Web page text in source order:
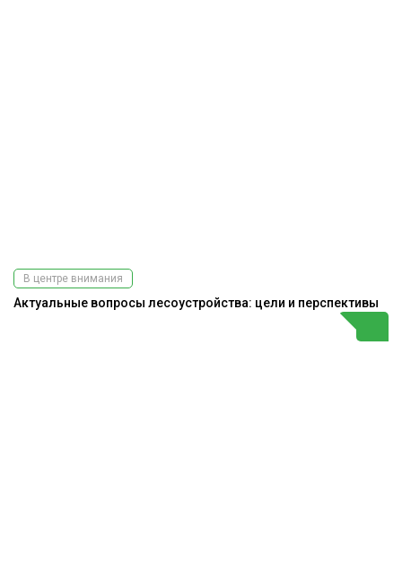
В центре внимания
Актуальные вопросы лесоустройства: цели и перспективы